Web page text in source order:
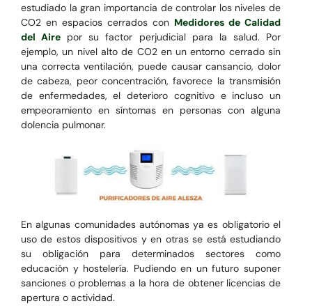
estudiado la gran importancia de controlar los niveles de
CO2 en espacios cerrados con Medidores de Calidad
del Aire por su factor perjudicial para la salud. Por
ejemplo, un nivel alto de CO2 en un entorno cerrado sin
una correcta ventilación, puede causar cansancio, dolor
de cabeza, peor concentración, favorece la transmisión
de enfermedades, el deterioro cognitivo e incluso un
empeoramiento en síntomas en personas con alguna
dolencia pulmonar.
En algunas comunidades autónomas ya es obligatorio el
uso de estos dispositivos y en otras se está estudiando
su obligación para determinados sectores como
educación y hostelería. Pudiendo en un futuro suponer
sanciones o problemas a la hora de obtener licencias de
apertura o actividad.